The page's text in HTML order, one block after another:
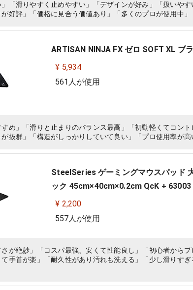
」「滑りやすく止めやすい」「デザインが好み」「扱いや
が好評」「価格に見合う価値あり」「多くのプロが使用中」
ARTISAN NINJA FX ゼロ SOFT XL ブ
¥ 5,934
561人が使用
すめ」「滑りと止まりのバランス最高」「初動軽くてコン
抜群」「構造がしっかりしていて良い」「プロ使用率が高
SteelSeries ゲーミングマウスパッド
ック 45cm×40cm×0.2cm QcK + 63003
¥ 2,200
557人が使用
さが絶妙」「コスパ最強、安くて性能良し」「初心者から
手首が楽」「耐久性があり汚れも洗える」「少し滑りす